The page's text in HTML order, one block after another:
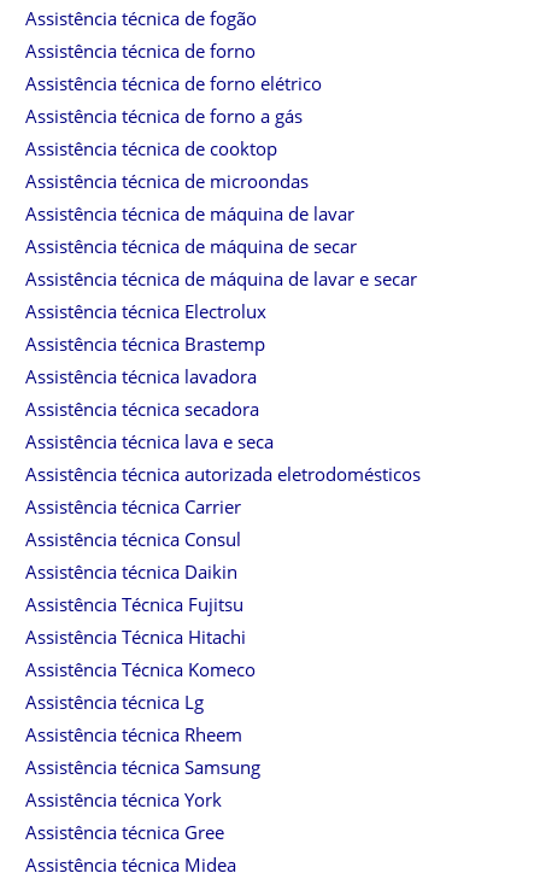
Assistência técnica de fogão
Assistência técnica de forno
Assistência técnica de forno elétrico
Assistência técnica de forno a gás
Assistência técnica de cooktop
Assistência técnica de microondas
Assistência técnica de máquina de lavar
Assistência técnica de máquina de secar
Assistência técnica de máquina de lavar e secar
Assistência técnica Electrolux
Assistência técnica Brastemp
Assistência técnica lavadora
Assistência técnica secadora
Assistência técnica lava e seca
Assistência técnica autorizada eletrodomésticos
Assistência técnica Carrier
Assistência técnica Consul
Assistência técnica Daikin
Assistência Técnica Fujitsu
Assistência Técnica Hitachi
Assistência Técnica Komeco
Assistência técnica Lg
Assistência técnica Rheem
Assistência técnica Samsung
Assistência técnica York
Assistência técnica Gree
Assistência técnica Midea